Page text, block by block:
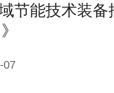
节能技术装备
07